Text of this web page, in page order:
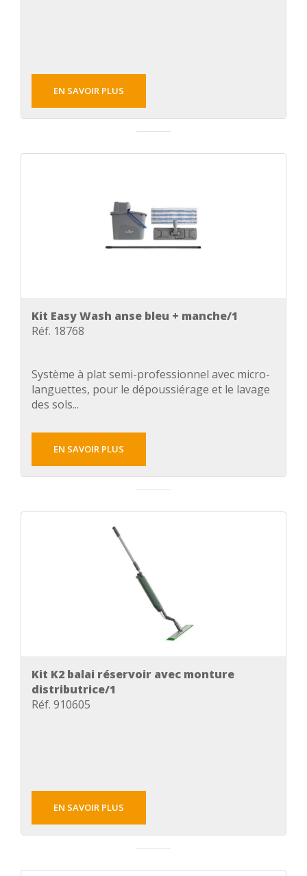
EN SAVOIR PLUS
Kit Easy Wash anse bleu + manche/1
Réf. 18768
Système à plat semi-professionnel avec micro-
languettes, pour le dépoussiérage et le lavage
des sols...
EN SAVOIR PLUS
Kit K2 balai réservoir avec monture
distributrice/1
Réf. 910605
EN SAVOIR PLUS